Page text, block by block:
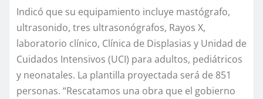
Indicó que su equipamiento incluye mastógrafo,
ultrasonido, tres ultrasonógrafos, Rayos X,
laboratorio clínico, Clínica de Displasias y Unidad de
Cuidados Intensivos (UCI) para adultos, pediátricos
y neonatales. La plantilla proyectada será de 851
personas. “Rescatamos una obra que el gobierno